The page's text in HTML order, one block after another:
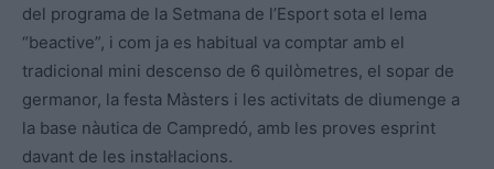
del programa de la Setmana de l’Esport sota el lema
“beactive”, i com ja es habitual va comptar amb el
tradicional mini descenso de 6 quilòmetres, el sopar de
germanor, la festa Màsters i les activitats de diumenge a
la base nàutica de Campredó, amb les proves esprint
davant de les instal·lacions.